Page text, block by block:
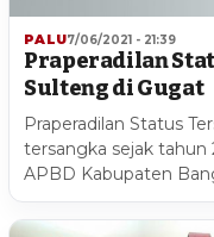
PALU7/06/2021 - 21:39
Praperadilan
Sulteng di Gugat
Praperadilan Status
tersangka sejak tahun
APBD Kabupaten